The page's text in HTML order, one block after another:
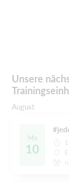
Unsere
August
Mo
10